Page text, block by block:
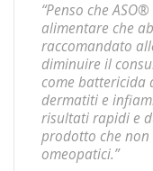
“Penso che ASO®
alimentare che
raccomandato
diminuire il
come battericida
dermatiti e
risultati rapidi e
prodotto che
omeopatici.”